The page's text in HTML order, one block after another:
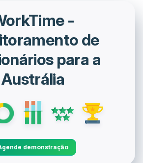
-
de
para a
Austrália
demonstração